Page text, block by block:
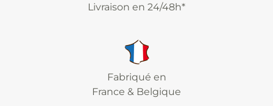
Livraison en 24/48h*
Fabriqué en
France & Belgique